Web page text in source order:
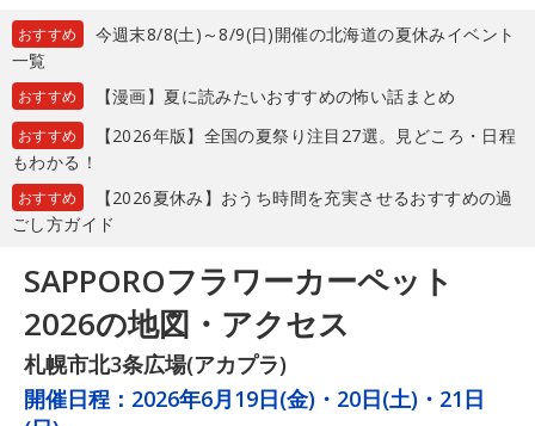
おすすめ
今週末8/8(土)～8/9(日)開催の北海道の夏休みイベント
一覧
おすすめ 【漫画】夏に読みたいおすすめの怖い話まとめ
おすすめ
【2026年版】全国の夏祭り注目27選。見どころ・日程
もわかる！
おすすめ
【2026夏休み】おうち時間を充実させるおすすめの過
ごし方ガイド
SAPPOROフラワーカーペット
2026の地図・アクセス
札幌市北3条広場(アカプラ)
開催日程： 2026年6月19日(金)・20日(土)・21日